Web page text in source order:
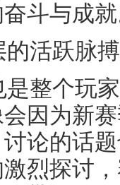
斗与成
活跃脉搏
整个玩
因为新
论的话
烈探讨